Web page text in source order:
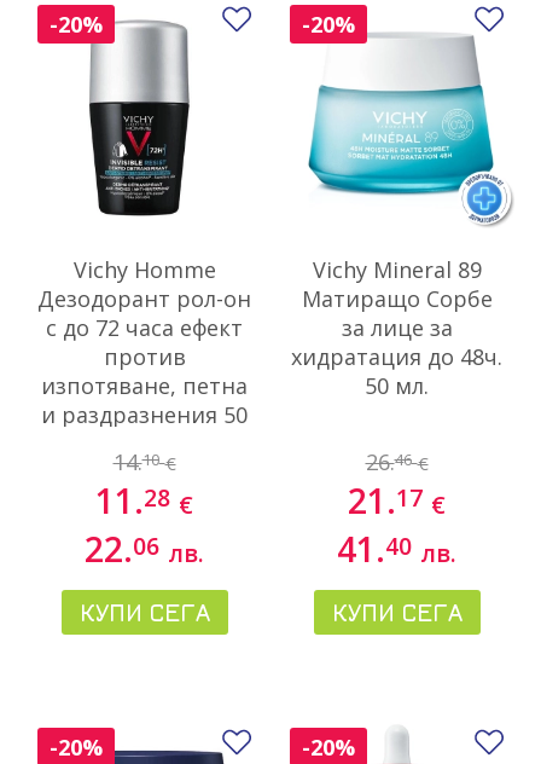
Vichy Homme
Дезодорант рол-он
с до 72 часа ефект
против
изпотяване, петна
и раздразнения 50
14.10 €
11.28 €
22.06 лв.
КУПИ СЕГА
-20% Добави в любими
Vichy Mineral 89
Матиращо Сорбе
за лице за
хидратация до 48ч.
50 мл.
26.46 €
21.17 €
41.40 лв.
КУПИ СЕГА
-20%
-20% Добави в любими
-20%